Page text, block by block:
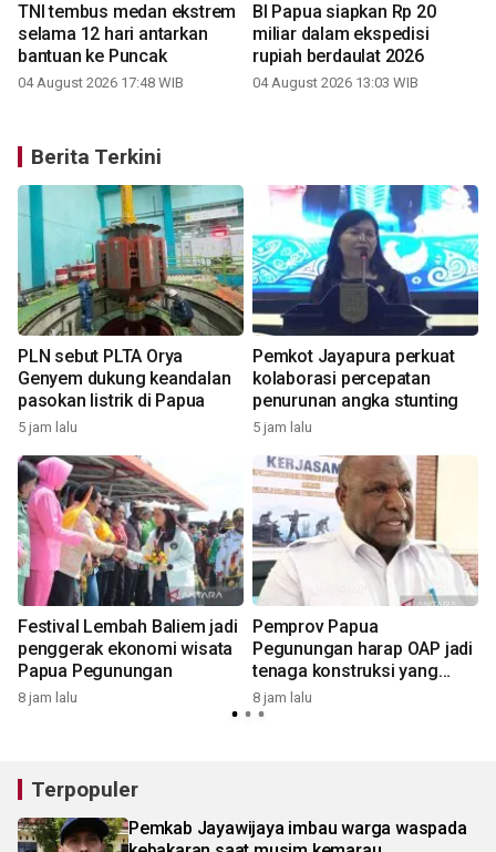
TNI tembus medan ekstrem
selama 12 hari antarkan
bantuan ke Puncak
04 August 2026 17:48 WIB
BI Papua siapkan Rp 20
miliar dalam ekspedisi
rupiah berdaulat 2026
04 August 2026 13:03 WIB
Berita Terkini
PLN sebut PLTA Orya
Genyem dukung keandalan
pasokan listrik di Papua
5 jam lalu
Pemkot Jayapura perkuat
kolaborasi percepatan
penurunan angka stunting
5 jam lalu
Festival Lembah Baliem jadi
penggerak ekonomi wisata
Papua Pegunungan
8 jam lalu
Pemprov Papua
Pegunungan harap OAP jadi
tenaga konstruksi yang
andal
8 jam lalu
Terpopuler
Pemkab Jayawijaya imbau warga waspada